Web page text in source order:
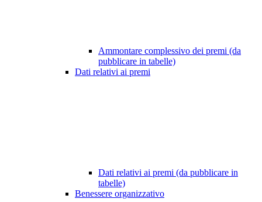
Ammontare complessivo dei premi (da
pubblicare in tabelle)
Dati relativi ai premi
Dati relativi ai premi (da pubblicare in
tabelle)
Benessere organizzativo